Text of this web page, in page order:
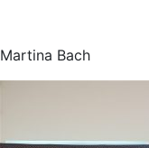
Martina Bach